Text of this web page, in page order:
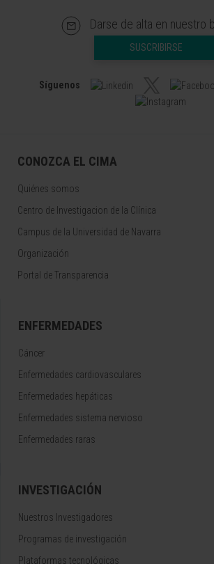
Darse de alta en nuestro
SUSCRIBIRSE
Síguenos
CONOZCA EL CIMA
Quiénes somos
Centro de Investigacion de la Clínica
Campus de la Universidad de Navarra
Organización
Portal de Transparencia
ENFERMEDADES
Cáncer
Enfermedades cardiovasculares
Enfermedades hepáticas
Enfermedades sistema nervioso
Enfermedades raras
INVESTIGACIÓN
Nuestros Investigadores
Programas de investigación
Plataformas tecnológicas